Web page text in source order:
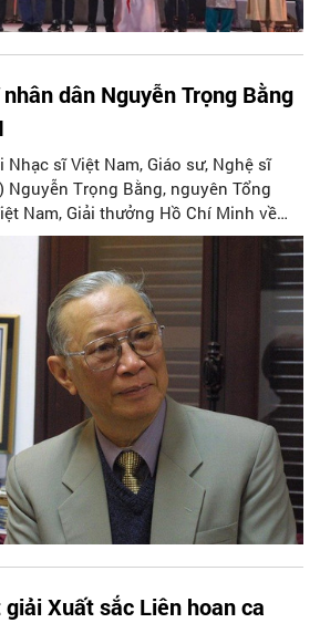
dân Nguyễn Trọng Bằng
sĩ Việt Nam, Giáo sư, Nghệ sĩ
Nguyễn Trọng Bằng, nguyên Tổng
Nam, Giải thưởng Hồ Chí Minh về
qua đời vào sáng 21/11 tại nhà riêng,
Xuất sắc Liên hoan ca